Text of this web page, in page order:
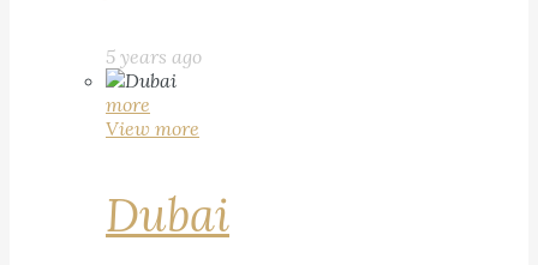
5 years ago
more
View more
Dubai